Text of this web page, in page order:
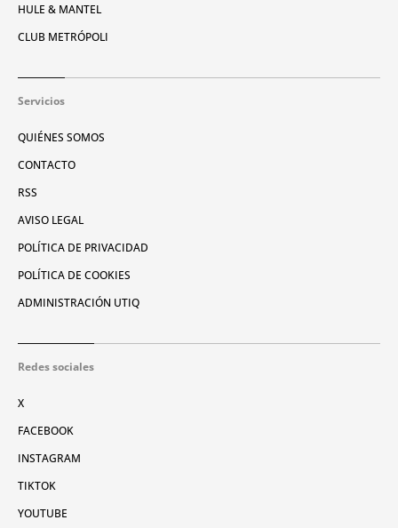
HULE & MANTEL
CLUB METRÓPOLI
Servicios
QUIÉNES SOMOS
CONTACTO
RSS
AVISO LEGAL
POLÍTICA DE PRIVACIDAD
POLÍTICA DE COOKIES
ADMINISTRACIÓN UTIQ
Redes sociales
X
FACEBOOK
INSTAGRAM
TIKTOK
YOUTUBE